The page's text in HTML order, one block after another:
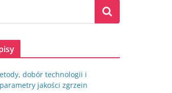
dobór technologii i
jakości zgrzein